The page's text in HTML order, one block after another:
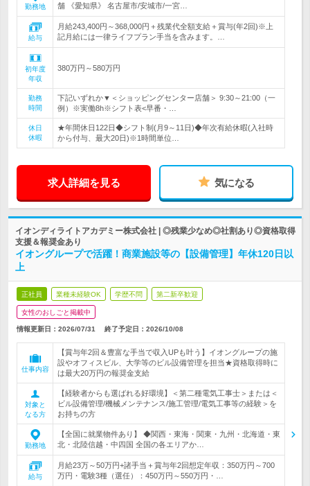
勤務地
舗 《愛知県》 名古屋市/安城市/一宮…
給与
月給243,400円～368,000円＋残業代全額支給＋賞与(年2回)※上
記月給には一律ライフプラン手当を含みます。…
初年度
年収
380万円～580万円
勤務
時間
下記いずれか▼＜ショッピングセンター店舗＞ 9:30～21:00（一
例）※実働8h※シフト表<早番・…
休日
休暇
★年間休日122日◆シフト制(月9～11日)◆年次有給休暇(入社時
から付与、最大20日)※1時間単位…
求人詳細を見る 気になる
イオンディライトアカデミー株式会社 | ◎残業少なめ◎社割あり◎資格取得
支援＆報奨金あり
イオングループで活躍！商業施設等の【設備管理】年休120日以
上
正社員 業種未経験OK 学歴不問 第二新卒歓迎
女性のおしごと掲載中
情報更新日：2026/07/31 終了予定日： 2026/10/08
仕事内容
【賞与年2回＆豊富な手当で収入UPも叶う】イオングループの施
設やオフィスビル、大学等のビル設備管理を担当★資格取得時に
は最大20万円の報奨金支給
対象と
なる方
【経験者からも選ばれる好環境】＜第二種電気工事士＞または＜
ビル設備管理/機械メンテナンス/施工管理/電気工事等の経験＞を
お持ちの方
勤務地
【全国に就業物件あり】 ◆関西・東海・関東・九州・北海道・東
北・北陸信越・中四国 全国の各エリアか…
給与
月給23万～50万円+諸手当＋賞与年2回想定年収：350万円～700
万円・電験3種（選任）：450万円～550万円・…